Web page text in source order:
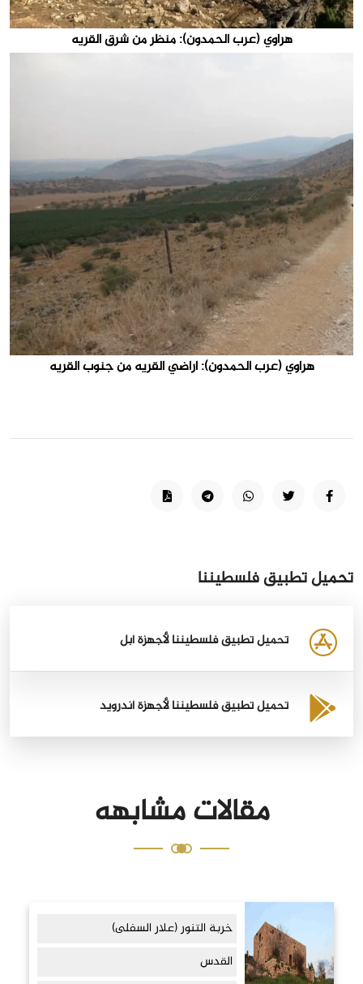
هراوي (عرب الحمدون): منظر من شرق القريه
هراوي (عرب الحمدون): اراضي القريه من جنوب القريه
تحميل تطبيق فلسطيننا
تحميل تطبيق فلسطيننا لأجهزة أبل
تحميل تطبيق فلسطيننا لأجهزة أندرويد
مقالات مشابهه
خربة التنور (علار السفلى)
القدس